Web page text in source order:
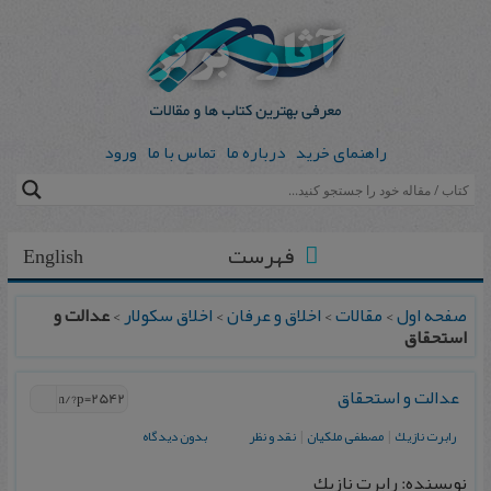
راهنمای خرید درباره ما تماس با ما ورود
English فهرست
صفحه اول>مقالات>اخلاق و عرفان>اخلاق سکولار>عدالت و
استحقاق
عدالت و استحقاق
رابرت نازيك |مصطفی ملكيان |نقد و نظر بدون دیدگاه
نویسنده: رابرت نازيك